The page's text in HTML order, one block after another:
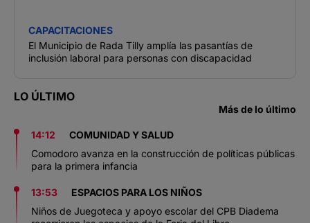
CAPACITACIONES
El Municipio de Rada Tilly amplía las pasantías de
inclusión laboral para personas con discapacidad
LO ÚLTIMO
Más de lo último
14:12
COMUNIDAD Y SALUD
Comodoro avanza en la construcción de políticas públicas
para la primera infancia
13:53
ESPACIOS PARA LOS NIÑOS
Niños de Juegoteca y apoyo escolar del CPB Diadema